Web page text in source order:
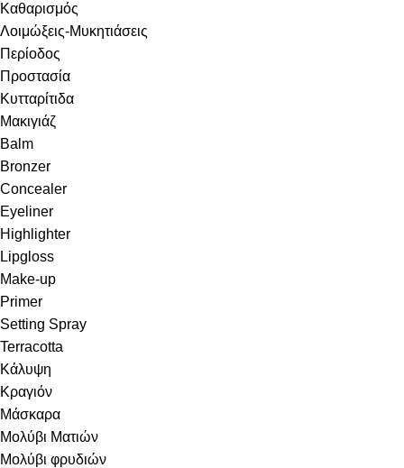
Καθαρισμός
Λοιμώξεις-Μυκητιάσεις
Περίοδος
Προστασία
Κυτταρίτιδα
Μακιγιάζ
Balm
Bronzer
Concealer
Eyeliner
Highlighter
Lipgloss
Make-up
Primer
Setting Spray
Terracotta
Κάλυψη
Κραγιόν
Μάσκαρα
Μολύβι Ματιών
Μολύβι φρυδιών